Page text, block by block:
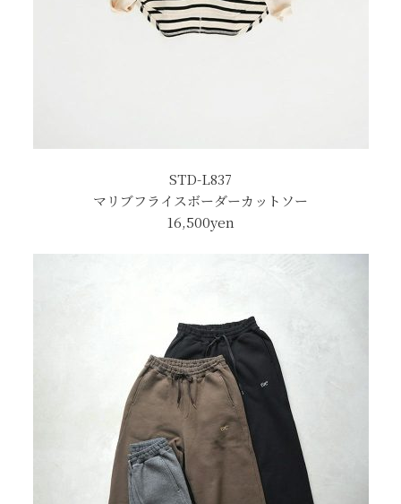
STD-L837
マリブフライスボーダーカットソー
16,500yen